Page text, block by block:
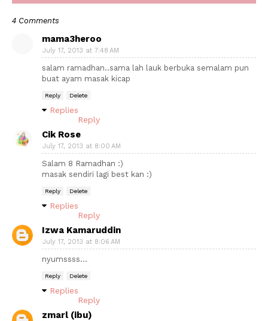
4 Comments
mama3heroo
July 17, 2013 at 7:48 AM
salam ramadhan..sama lah lauk berbuka semalam pun
buat ayam masak kicap
Reply Delete
Replies
Reply
Cik Rose
July 17, 2013 at 8:00 AM
Salam 8 Ramadhan :)
masak sendiri lagi best kan :)
Reply Delete
Replies
Reply
Izwa Kamaruddin
July 17, 2013 at 8:06 AM
nyumssss...
Reply Delete
Replies
Reply
zmarl (ibu)